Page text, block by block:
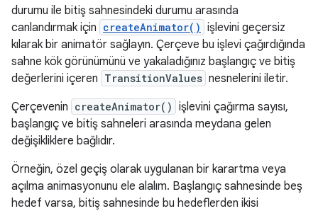
durumu ile bitiş sahnesindeki durumu arasında
canlandırmak için createAnimator() işlevini geçersiz
kılarak bir animatör sağlayın. Çerçeve bu işlevi çağırdığında
sahne kök görünümünü ve yakaladığınız başlangıç ve bitiş
değerlerini içeren TransitionValues nesnelerini iletir.
Çerçevenin createAnimator() işlevini çağırma sayısı,
başlangıç ve bitiş sahneleri arasında meydana gelen
değişikliklere bağlıdır.
Örneğin, özel geçiş olarak uygulanan bir karartma veya
açılma animasyonunu ele alalım. Başlangıç sahnesinde beş
hedef varsa, bitiş sahnesinde bu hedeflerden ikisi